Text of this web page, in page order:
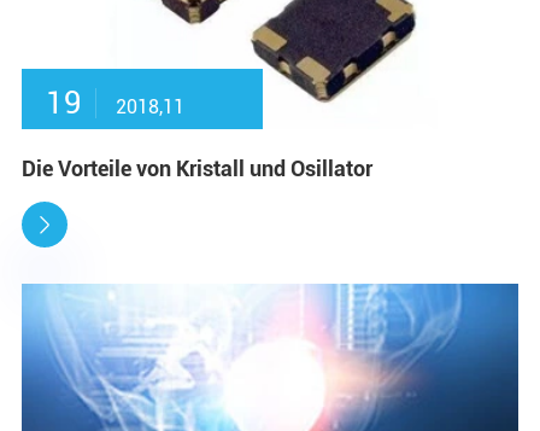
19 2018,11
Die Vorteile von Kristall und Osillator
